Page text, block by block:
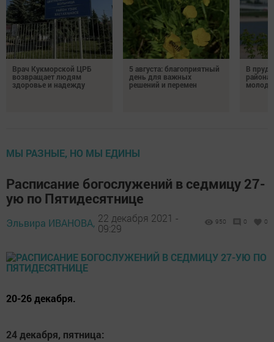
Врач Кукморской ЦРБ
возвращает людям
здоровье и надежду
5 августа: благоприятный
день для важных
решений и перемен
В
района
МЫ РАЗНЫЕ, НО МЫ ЕДИНЫ
Расписание богослужений в седмицу 27-
ую по Пятидесятнице
Эльвира ИВАНОВА, 22 декабря 2021 -
09:29
950 0 0
20-26 декабря.
24 декабря, пятница: